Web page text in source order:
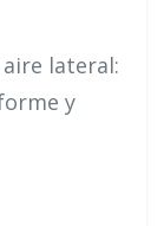
lateral:
y